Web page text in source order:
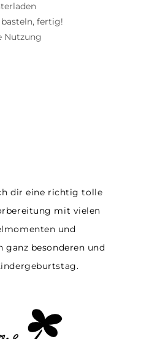
fertig!
Nutzung
dir eine richtig tolle
mit vielen
und
ganz besonderen und